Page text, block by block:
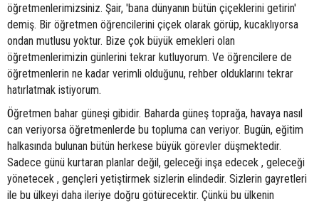
öğretmenlerimizsiniz. Şair, 'bana dünyanın bütün çiçeklerini getirin'
demiş. Bir öğretmen öğrencilerini çiçek olarak görüp, kucaklıyorsa
ondan mutlusu yoktur. Bize çok büyük emekleri olan
öğretmenlerimizin günlerini tekrar kutluyorum. Ve öğrencilere de
öğretmenlerin ne kadar verimli olduğunu, rehber olduklarını tekrar
hatırlatmak istiyorum.
Öğretmen bahar güneşi gibidir. Baharda güneş toprağa, havaya nasıl
can veriyorsa öğretmenlerde bu topluma can veriyor. Bugün, eğitim
halkasında bulunan bütün herkese büyük görevler düşmektedir.
Sadece günü kurtaran planlar değil, geleceği inşa edecek , geleceği
yönetecek , gençleri yetiştirmek sizlerin elindedir. Sizlerin gayretleri
ile bu ülkeyi daha ileriye doğru götürecektir. Çünkü bu ülkenin